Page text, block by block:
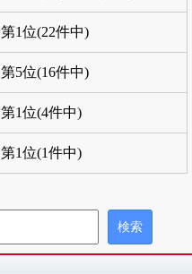
第1位(22件中)
第5位(16件中)
第1位(4件中)
第1位(1件中)